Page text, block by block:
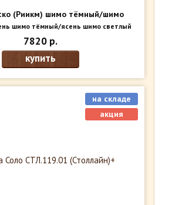
(Риикм) шимо тёмный/шимо
шимо тёмный/ясень шимо светлый
7820 р.
купить
на складе
акция